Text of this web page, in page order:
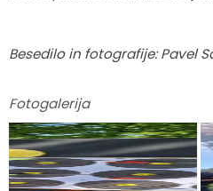
Besedilo in fotografije: Pavel
Fotogalerija